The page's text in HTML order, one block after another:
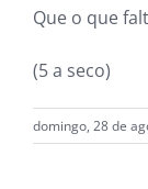
Que o que
(5 a seco)
domingo, 28 de